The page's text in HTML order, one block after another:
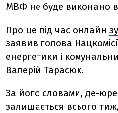
МВФ не буде виконано
Про це під час онлайн
заявив голова
енергетики і
Валерій Тарасюк.
За його словами, де-
залишається всього